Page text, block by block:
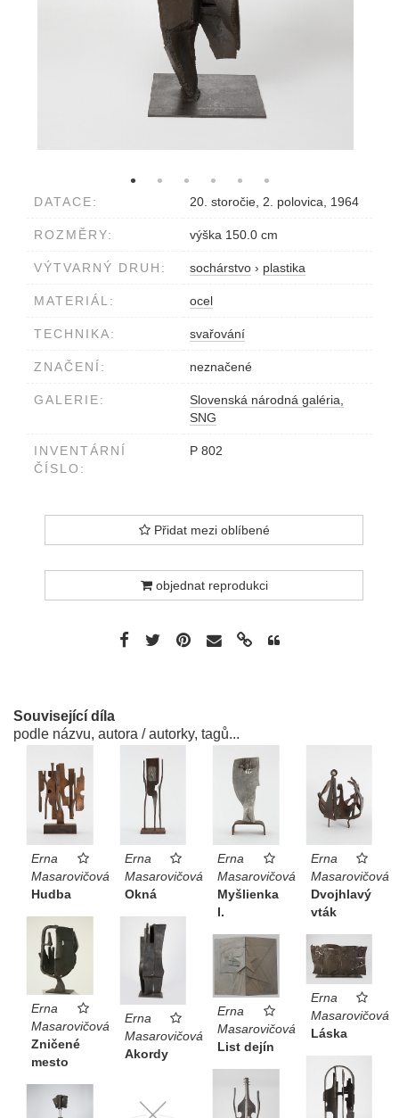
DATACE: 20. storočie, 2. polovica, 1964
ROZMĚRY: výška 150.0 cm
VÝTVARNÝ DRUH: sochárstvo › plastika
MATERIÁL: ocel
TECHNIKA: svařování
ZNAČENÍ: neznačené
GALERIE:
Slovenská národná galéria,
SNG
INVENTÁRNÍ
ČÍSLO:
P 802
Přidat mezi oblíbené
objednat reprodukci
Související díla
podle názvu, autora / autorky, tagů...
Erna
Masarovičová
Hudba
Erna
Masarovičová
Okná
Erna
Masarovičová
Myšlienka
I.
Erna
Masarovičová
Dvojhlavý
vták
Erna
Masarovičová
Zničené
mesto
Erna
Masarovičová
Akordy
Erna
Masarovičová
List dejín
Erna
Masarovičová
Láska